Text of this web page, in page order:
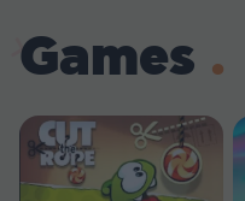
Games